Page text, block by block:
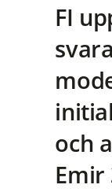
FI
och
Emir